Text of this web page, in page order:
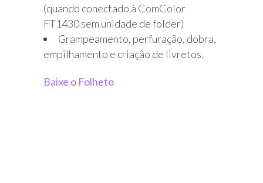
(quando conectado à ComColor
FT1430 sem unidade de folder)
Grampeamento, perfuração, dobra,
empilhamento e criação de livretos.
Baixe o Folheto